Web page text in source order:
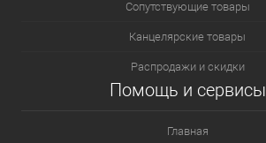
Сопутствующие товары
Канцелярские товары
Распродажи и скидки
Помощь и сервисы
Главная